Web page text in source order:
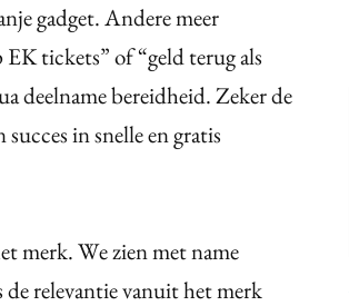
gadget. Andere meer
tickets” of “geld terug als
deelname bereidheid. Zeker de
in snelle en gratis
merk. We zien met name
relevantie vanuit het merk